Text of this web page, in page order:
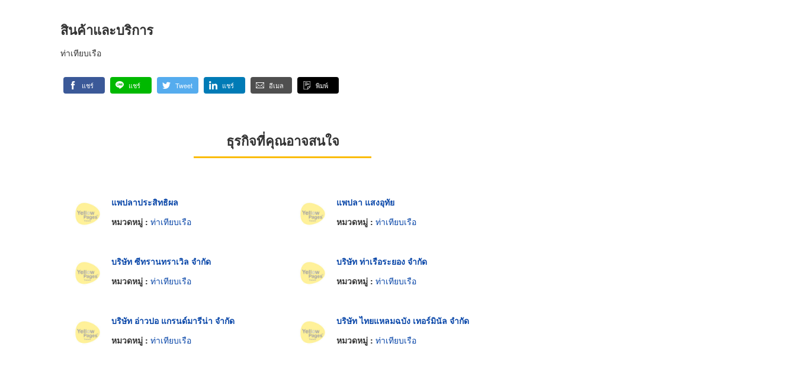
สินค้าและบริการ
ท่าเทียบเรือ
แชร์ แชร์ Tweet แชร์ อีเมล พิมพ์
ธุรกิจที่คุณอาจสนใจ
แพปลาประสิทธิผล
หมวดหมู่ : ท่าเทียบเรือ
แพปลา แสงอุทัย
หมวดหมู่ : ท่าเทียบเรือ
บริษัท ซีทรานทราเวิล จำกัด
หมวดหมู่ : ท่าเทียบเรือ
บริษัท ท่าเรือระยอง จำกัด
หมวดหมู่ : ท่าเทียบเรือ
บริษัท อ่าวปอ แกรนด์มารีน่า จำกัด
หมวดหมู่ : ท่าเทียบเรือ
บริษัท ไทยแหลมฉบัง เทอร์มินัล จำกัด
หมวดหมู่ : ท่าเทียบเรือ